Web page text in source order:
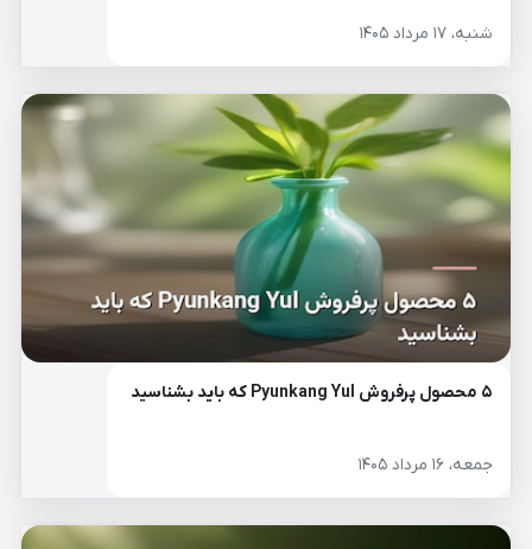
شنبه، ۱۷ مرداد ۱۴۰۵
۵ محصول پرفروش Pyunkang Yul که باید بشناسید
جمعه، ۱۶ مرداد ۱۴۰۵